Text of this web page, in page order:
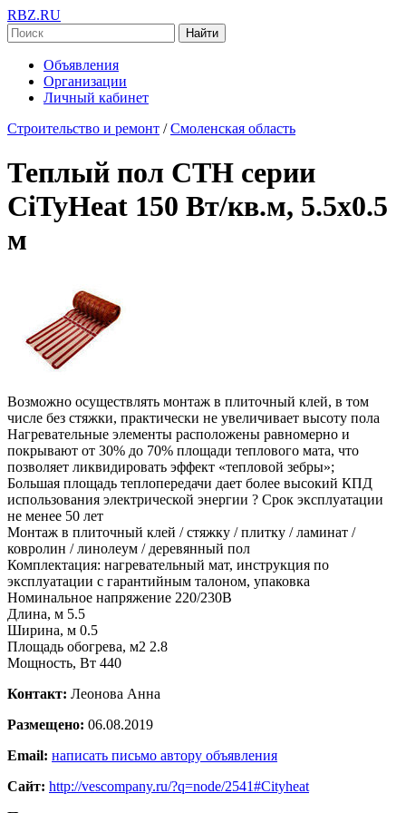
RBZ.RU
Найти
Объявления
Организации
Личный кабинет
Строительство и ремонт / Смоленская область
Теплый пол СТН серии
CiTyHeat 150 Вт/кв.м, 5.5х0.5
м
Возможно осуществлять монтаж в плиточный клей, в том
числе без стяжки, практически не увеличивает высоту пола
Нагревательные элементы расположены равномерно и
покрывают от 30% до 70% площади теплового мата, что
позволяет ликвидировать эффект «тепловой зебры»;
Большая площадь теплопередачи дает более высокий КПД
использования электрической энергии ? Срок эксплуатации
не менее 50 лет
Монтаж в плиточный клей / стяжку / плитку / ламинат /
ковролин / линолеум / деревянный пол
Комплектация: нагревательный мат, инструкция по
эксплуатации с гарантийным талоном, упаковка
Номинальное напряжение 220/230В
Длина, м 5.5
Ширина, м 0.5
Площадь обогрева, м2 2.8
Мощность, Вт 440
Контакт: Леонова Анна
Размещено: 06.08.2019
Email: написать письмо автору объявления
Сайт: http://vescompany.ru/?q=node/2541#Cityheat